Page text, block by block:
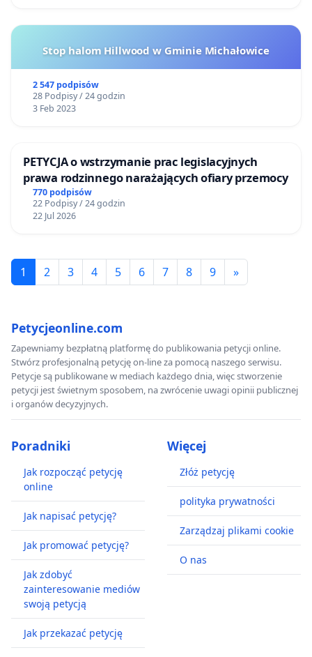
Stop halom Hillwood w Gminie Michałowice
2 547 podpisów
28 Podpisy / 24 godzin
3 Feb 2023
PETYCJA o wstrzymanie prac legislacyjnych
prawa rodzinnego narażających ofiary przemocy
770 podpisów
22 Podpisy / 24 godzin
22 Jul 2026
1 2 3 4 5 6 7 8 9 »
Petycjeonline.com
Zapewniamy bezpłatną platformę do publikowania petycji online.
Stwórz profesjonalną petycję on-line za pomocą naszego serwisu.
Petycje są publikowane w mediach każdego dnia, więc stworzenie
petycji jest świetnym sposobem, na zwrócenie uwagi opinii publicznej
i organów decyzyjnych.
Poradniki
Jak rozpocząć petycję
online
Jak napisać petycję?
Jak promować petycję?
Jak zdobyć
zainteresowanie mediów
swoją petycją
Jak przekazać petycję
Więcej
Złóż petycję
polityka prywatności
Zarządzaj plikami cookie
O nas